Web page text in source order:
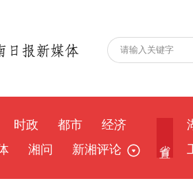
时政 都市
经济
湘问 新湘评论